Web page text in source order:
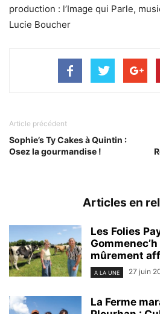
production : l’Image qui Parle,
Lucie Boucher
Article précédent
Sophie’s Ty Cakes à Quintin :
Osez la gourmandise !
Articles en
Les Folies
mûrement
A LA UNE 27 juin
La Ferme